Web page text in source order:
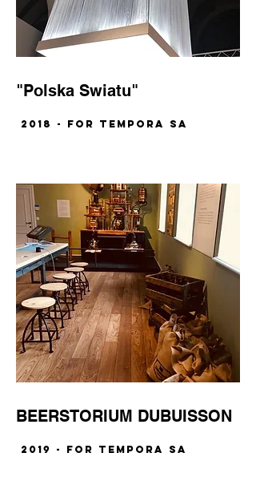
"Polska Swiatu"
2018 - for TEMPORA SA
BEERSTORIUM DUBUISSON
2019 - for TEMPORA SA